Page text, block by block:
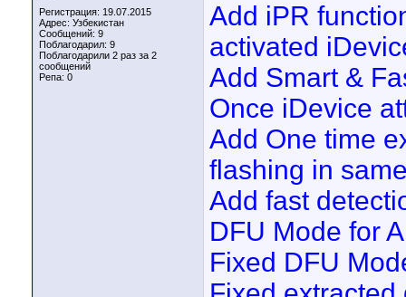
Регистрация: 19.07.2015
Адрес: Узбекистан
Сообщений: 9
Поблагодарил: 9
Поблагодарили 2 раз за 2
сообщений
Репа: 0
Add iPR
activated
Add Smart &
Once iDevice
Add One time
flashing in
Add fast
DFU Mode for
Fixed DFU